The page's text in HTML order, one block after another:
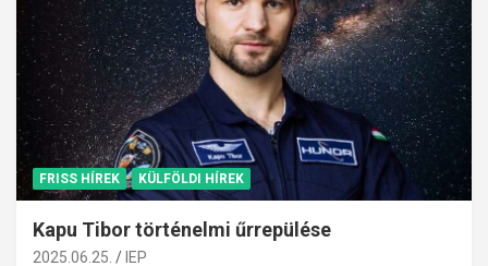
FRISS HÍREK KÜLFÖLDI HÍREK
Kapu Tibor történelmi űrrepülése
2025.06.25. IEP